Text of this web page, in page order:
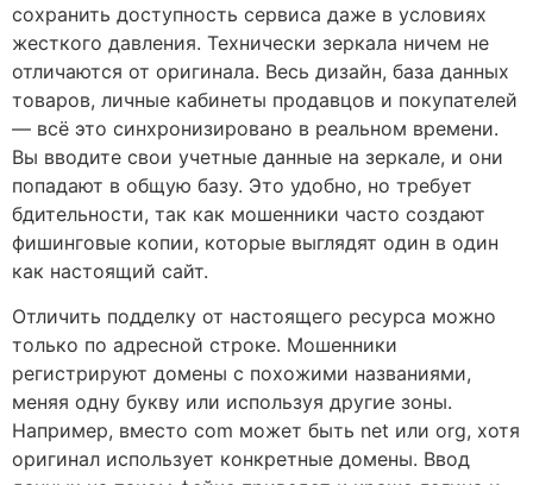
сохранить доступность сервиса даже в условиях
жесткого давления. Технически зеркала ничем не
отличаются от оригинала. Весь дизайн, база данных
товаров, личные кабинеты продавцов и покупателей
— всё это синхронизировано в реальном времени.
Вы вводите свои учетные данные на зеркале, и они
попадают в общую базу. Это удобно, но требует
бдительности, так как мошенники часто создают
фишинговые копии, которые выглядят один в один
как настоящий сайт.
Отличить подделку от настоящего ресурса можно
только по адресной строке. Мошенники
регистрируют домены с похожими названиями,
меняя одну букву или используя другие зоны.
Например, вместо com может быть net или org, хотя
оригинал использует конкретные домены. Ввод